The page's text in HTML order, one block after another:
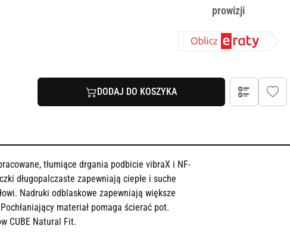
prowizji
DODAJ DO KOSZYKA
tłumiące drgania podbicie vibraX i NF-
długopalczaste zapewniają ciepłe i suche
Nadruki odblaskowe zapewniają większe
materiał pomaga ścierać pot.
CUBE Natural Fit.